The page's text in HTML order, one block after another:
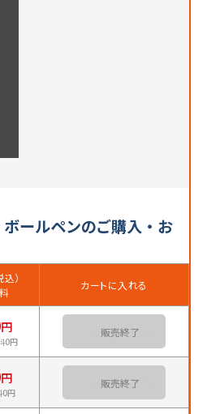
ールペンのご購入・お
）
カートに入れる
円
0円
カートに入れる
円
0円
カートに入れる